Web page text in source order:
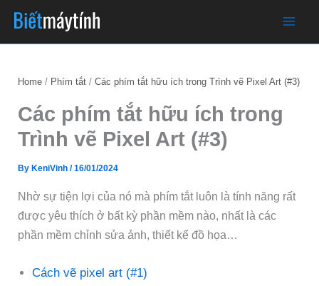
content
Home Phím tắt Các phím tắt hữu ích trong Trình vẽ Pixel Art (#3)
Các phím tắt hữu ích trong
Trình vẽ Pixel Art (#3)
By KeniVinh/16/01/2024
Nhờ sự tiện lợi của nó mà phím tắt luôn là tính năng rất
được yêu thích ở bất kỳ phần mềm nào, nhất là các
phần mềm chỉnh sửa ảnh, thiết kế đồ họa…
Cách vẽ pixel art (#1)